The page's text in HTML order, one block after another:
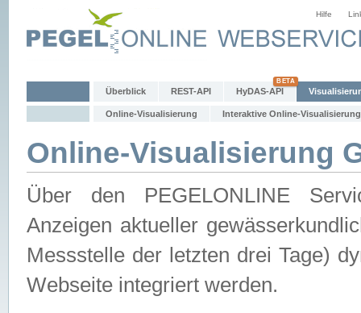
Hilfe
Überblick REST-API HyDAS-API
Online-Visualisierung Interaktive Online-Visualisierung
Online-Visualisierung
Über den PEGELONLINE
Anzeigen aktueller
Messstelle der letzten drei Tage)
Webseite integriert werden.